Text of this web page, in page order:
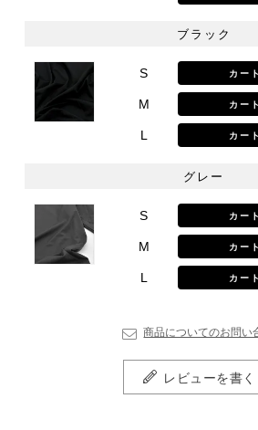
ブラック
S カー
M カー
L カー
グレー
S カー
M カー
L カー
商品についてのお問い
レビューを書く